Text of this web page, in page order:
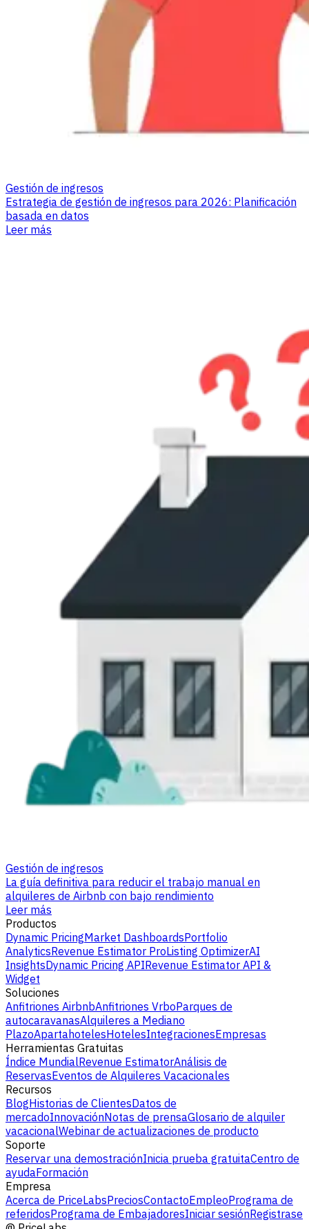
Gestión de ingresos
Estrategia de gestión de ingresos para 2026: Planificación
basada en datos
Leer más
Gestión de ingresos
La guía definitiva para reducir el trabajo manual en
alquileres de Airbnb con bajo rendimiento
Leer más
Productos
Dynamic PricingMarket DashboardsPortfolio
AnalyticsRevenue Estimator ProListing OptimizerAI
InsightsDynamic Pricing APIRevenue Estimator API &
Widget
Soluciones
Anfitriones AirbnbAnfitriones VrboParques de
autocaravanasAlquileres a Mediano
PlazoApartahotelesHotelesIntegracionesEmpresas
Herramientas Gratuitas
Índice MundialRevenue EstimatorAnálisis de
ReservasEventos de Alquileres Vacacionales
Recursos
BlogHistorias de ClientesDatos de
mercadoInnovaciónNotas de prensaGlosario de alquiler
vacacionalWebinar de actualizaciones de producto
Soporte
Reservar una demostraciónInicia prueba gratuitaCentro de
ayudaFormación
Empresa
Acerca de PriceLabsPreciosContactoEmpleoPrograma de
referidosPrograma de EmbajadoresIniciar sesiónRegistrase